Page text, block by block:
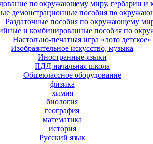
по окружающему миру, гербарии и
демонстрационные пособия по
Раздаточные пособия по окружающему
и комбинированные пособия по
Настольно-печатная игра «лото детское»
Изобразительное искусство, музыка
Иностранные языки
ПДД начальная школа
Общеклассное оборудование
физика
химия
биология
география
математика
история
Русский язык